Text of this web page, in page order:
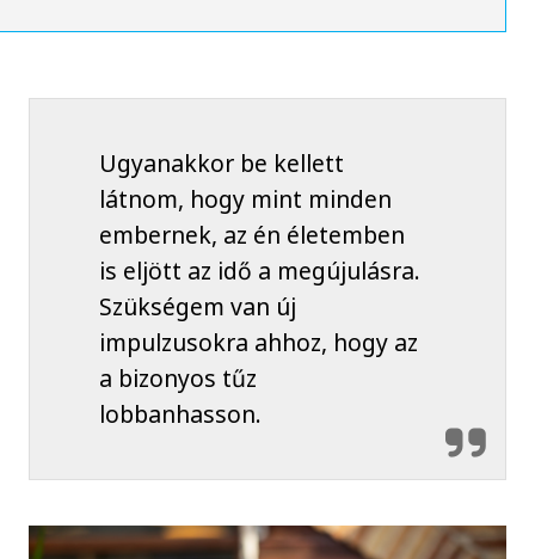
Ugyanakkor be kellett
látnom, hogy mint minden
embernek, az én életemben
is eljött az idő a megújulásra.
Szükségem van új
impulzusokra ahhoz, hogy az
a bizonyos tűz
lobbanhasson.